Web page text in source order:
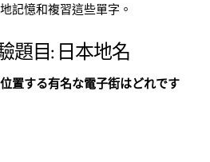
記憶和複習這些單字。
題目: 日本地名
置する有名な電子街はどれです